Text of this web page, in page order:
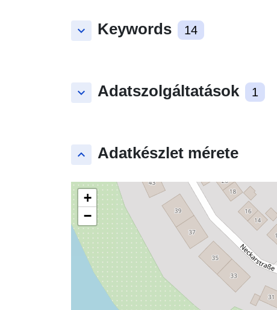
keyboard_arrow_down Keywords 14
keyboard_arrow_down Adatszolgáltatások 1
keyboard_arrow_up Adatkészlet mérete
+
−